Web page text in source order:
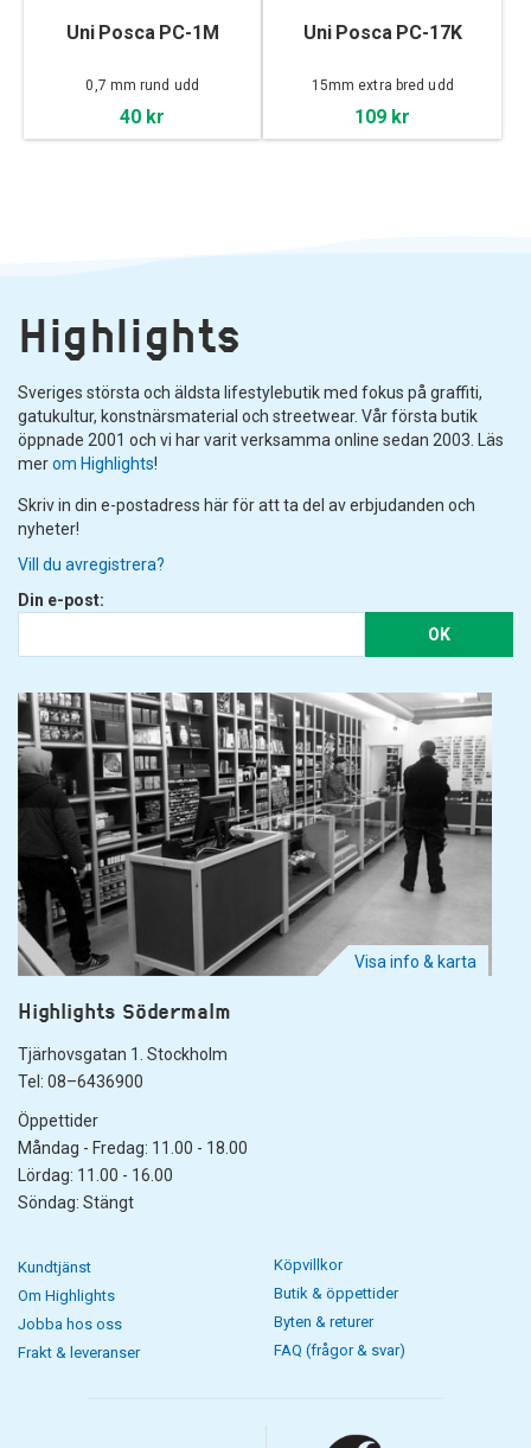
Uni Posca PC-1M
0,7 mm rund udd
40 kr
Uni Posca PC-17K
15mm extra bred udd
109 kr
Highlights
Sveriges största och äldsta lifestylebutik med fokus på graffiti,
gatukultur, konstnärsmaterial och streetwear. Vår första butik
öppnade 2001 och vi har varit verksamma online sedan 2003. Läs
merom Highlights!
Skriv in din e-postadress här för att ta del av erbjudanden och
nyheter!
Vill du avregistrera?
Din e-post:
OK
Visa info & karta
Highlights Södermalm
Tjärhovsgatan 1. Stockholm
Tel: 08–6436900
Öppettider
Måndag - Fredag: 11.00 - 18.00
Lördag: 11.00 - 16.00
Söndag: Stängt
Kundtjänst
Om Highlights
Jobba hos oss
Frakt & leveranser
Köpvillkor
Butik & öppettider
Byten & returer
FAQ (frågor & svar)